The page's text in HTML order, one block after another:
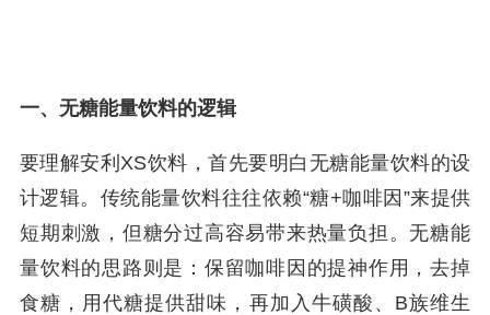
一、无糖能量饮料的逻辑
要理解安利XS饮料，首先要明白无糖能量饮料的设
计逻辑。传统能量饮料往往依赖“糖+咖啡因”来提供
短期刺激，但糖分过高容易带来热量负担。无糖能
量饮料的思路则是：保留咖啡因的提神作用，去掉
食糖，用代糖提供甜味，再加入牛磺酸、B族维生